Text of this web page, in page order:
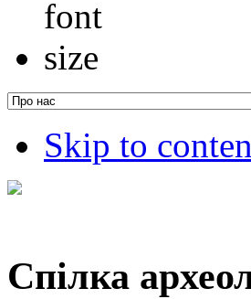
Skip to
Спілка